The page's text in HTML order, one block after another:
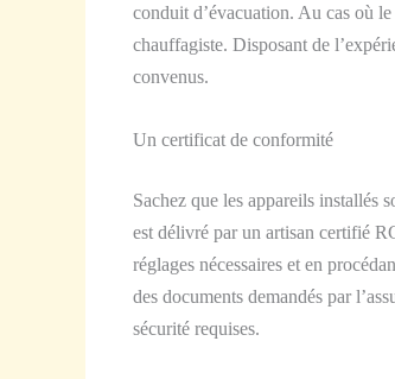
conduit d’évacuation. Au cas où
chauffagiste. Disposant de
convenus.
Un certificat de conformité
Sachez que les appareils installés
est délivré par un artisan certifié
réglages nécessaires et en
des documents demandés par
sécurité requises.